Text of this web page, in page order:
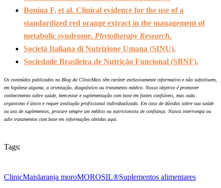
Bonina F, et al. Clinical evidence for the use of a
standardized red orange extract in the management of
metabolic syndrome. Phytotherapy Research.
Società Italiana di Nutrizione Umana (SINU).
Sociedade Brasileira de Nutrição Funcional (SBNF).
Os conteúdos publicados no Blog da ClinicMais têm caráter exclusivamente informativo e não substituem,
em hipótese alguma, a orientação, diagnóstico ou tratamento médico. Nosso objetivo é promover
conhecimento sobre saúde, bem-estar e suplementação com base em fontes confiáveis, mas cada
organismo é único e requer avaliação profissional individualizada. Em caso de dúvidas sobre sua saúde
ou uso de suplementos, procure sempre um médico ou nutricionista de confiança. Nunca interrompa ou
adie tratamentos com base em informações obtidas aqui.
Tags:
ClinicMaislaranja moroMOROSIL®Suplementos alimentares